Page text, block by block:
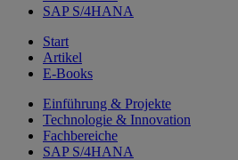
SAP S/4HANA
Start
Artikel
E-Books
Einführung & Projekte
Technologie & Innovation
Fachbereiche
SAP S/4HANA